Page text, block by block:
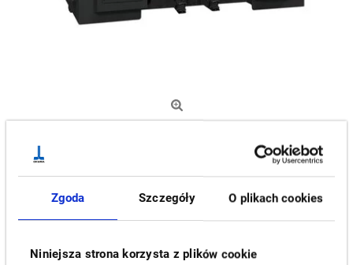
Zgoda Szczegóły O plikach cookies
Niniejsza strona korzysta z plików cookie
Tokarka
Innowacyjne skierowanie do przodu (frontowe) wrzecion
maszyny z serii Okuma 2SP-H pomogło stworzyć najbardziej
przyjazną automatyzacji tokarkę do produkcji małych części.
podajnikiem portalowym Okuma OGL w linii produkcyjnej,